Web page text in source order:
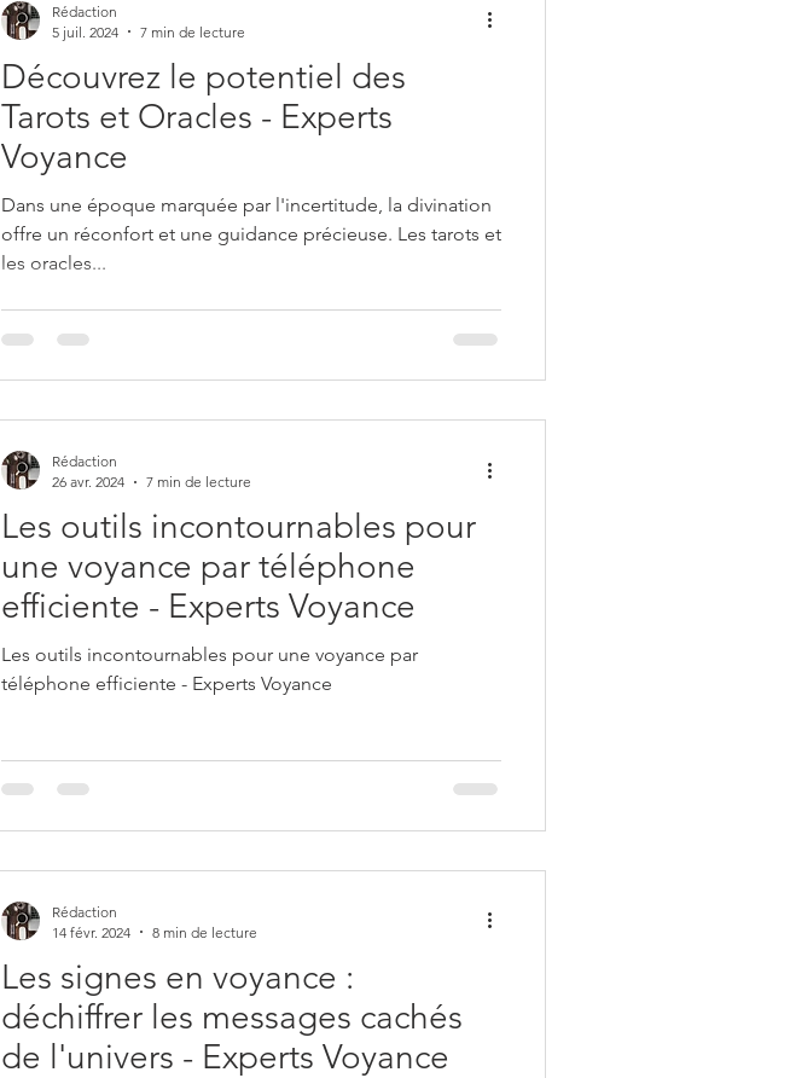
Découvrez le potentiel des
Tarots et Oracles - Experts
Voyance
Dans une époque marquée par l'incertitude, la divination
offre un réconfort et une guidance précieuse. Les tarots et
les oracles...
Rédaction
5 juil. 2024
7 min de lecture
Les outils incontournables pour
une voyance par téléphone
efficiente - Experts Voyance
Les outils incontournables pour une voyance par
téléphone efficiente - Experts Voyance
Rédaction
26 avr. 2024
7 min de lecture
Les signes en voyance :
déchiffrer les messages cachés
de l'univers - Experts Voyance
Rédaction
14 févr. 2024
8 min de lecture